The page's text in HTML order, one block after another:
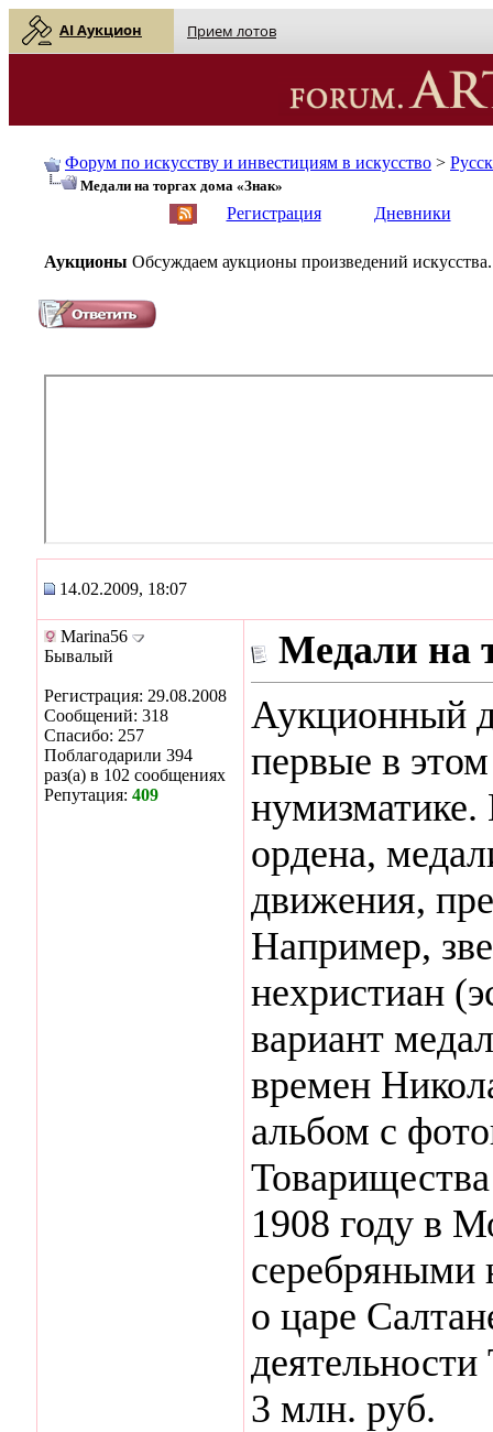
AI Аукцион Прием лотов
Форум по искусству и инвестициям в искусство >
Медали на торгах дома «Знак»
Регистрация Дневники
Аукционы Обсуждаем аукционы произведений искусства.
14.02.2009, 18:07
Marina56
Бывалый
Регистрация: 29.08.2008
Сообщений: 318
Спасибо: 257
Поблагодарили 394
раз(а) в 102 сообщениях
Репутация: 409
Медали на
Аукционный
первые в
нумизматике.
ордена,
движения,
Например,
нехристиан
вариант
времен
альбом с
1908 году в
серебряными
о царе
3 млн. руб.